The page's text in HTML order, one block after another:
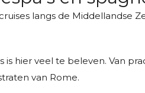
langs de Middellandse
hier veel te beleven. Van
van Rome.